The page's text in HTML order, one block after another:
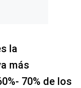
la
más
70% de los